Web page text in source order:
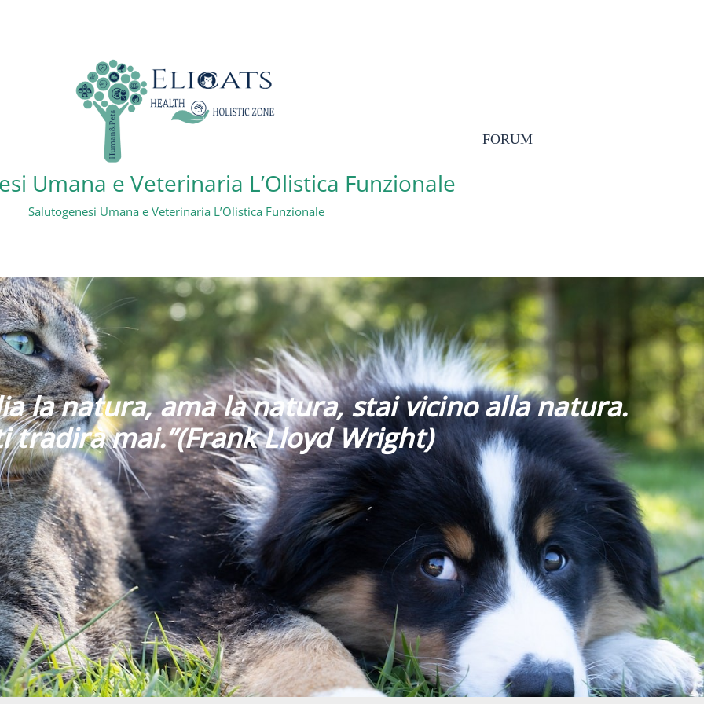
Umana e Veterinaria L’Olistica Funzionale
Salutogenesi Umana e Veterinaria L’Olistica Funzionale
FORUM
la natura, ama la natura, stai vicino alla natura.
tradirà mai.”(Frank Lloyd Wright)